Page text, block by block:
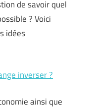
de savoir quel
? Voici
idées
inverser ?
ainsi que